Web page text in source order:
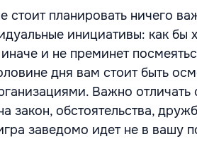
стоит планировать ничего
инициативы: как бы
и не преминет
дня вам стоит быть
Важно отличать
закон, обстоятельства,
заведомо идет не в вашу